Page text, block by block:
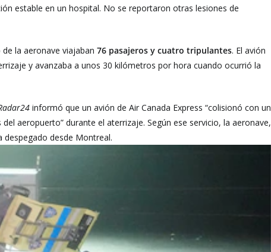
estable en un hospital. No se reportaron otras lesiones de
la aeronave viajaban 76 pasajeros y cuatro tripulantes. El avión
y avanzaba a unos 30 kilómetros por hora cuando ocurrió la
informó que un avión de Air Canada Express “colisionó con un
aeropuerto” durante el aterrizaje. Según ese servicio, la aeronave,
despegado desde Montreal.